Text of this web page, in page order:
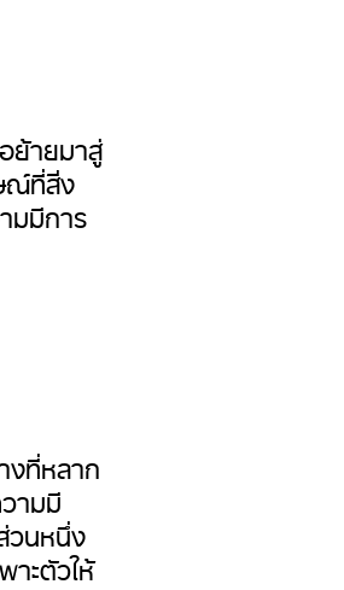
ย้ายมาสู่
ณ์ที่สิ่ง
มมีการ
งที่หลาก
ามมี
วนหนึ่ง
ะตัวให้